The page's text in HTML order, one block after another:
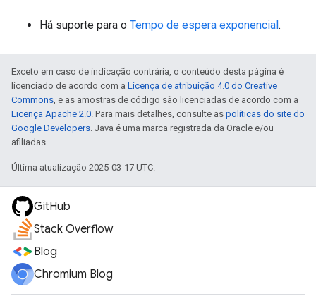
Há suporte para o Tempo de espera exponencial.
Exceto em caso de indicação contrária, o conteúdo desta página é
licenciado de acordo com a Licença de atribuição 4.0 do Creative
Commons, e as amostras de código são licenciadas de acordo com a
Licença Apache 2.0. Para mais detalhes, consulte as políticas do site do
Google Developers. Java é uma marca registrada da Oracle e/ou
afiliadas.
Última atualização 2025-03-17 UTC.
GitHub
Stack Overflow
Blog
Chromium Blog